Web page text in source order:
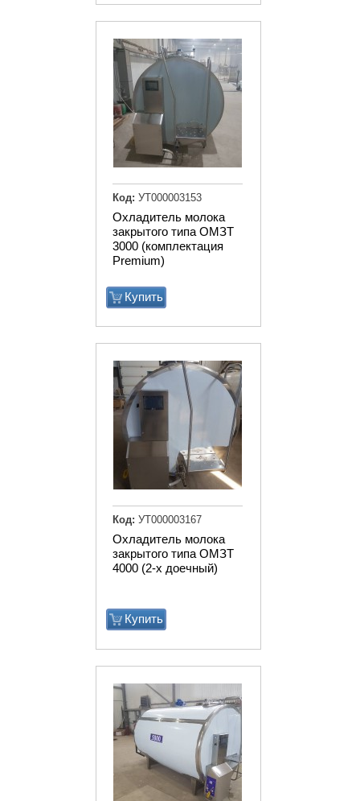
Охладитель молока
закрытого типа ОМЗТ
3000 (комплектация
Premium)
Купить
Код: УТ000003153
Охладитель молока
закрытого типа ОМЗТ
4000 (2-х доечный)
Купить
Код: УТ000003167